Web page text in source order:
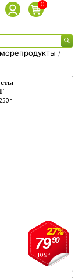
0
/
10990
27%
7990